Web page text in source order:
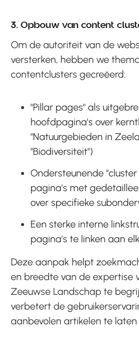
3. Opbouw van content
Om de autoriteit van de
versterken, hebben we
contentclusters gecreëerd:
"Pillar pages" als
hoofdpagina's over
"Natuurgebieden in
"Biodiversiteit")
Ondersteunende
pagina's met
over specifieke
Een sterke interne
pagina's te linken aan
Deze aanpak helpt
en breedte van de expertise
Zeeuwse Landschap te
verbetert de
aanbevolen artikelen te laten